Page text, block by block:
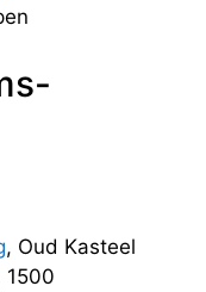
, Oud Kasteel
1500